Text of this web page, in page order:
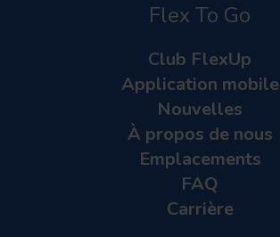
Flex To Go
Club FlexUp
Application mobile
Nouvelles
À propos de nous
Emplacements
FAQ
Carrière